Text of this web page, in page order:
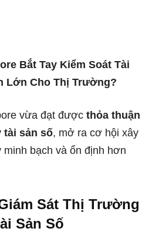
Bắt Tay Kiểm Soát Tài
Lớn Cho Thị Trường?
vừa đạt được thỏa thuận
tài sản số, mở ra cơ hội xây
bạch và ổn định hơn
Sát Thị Trường
Sản Số